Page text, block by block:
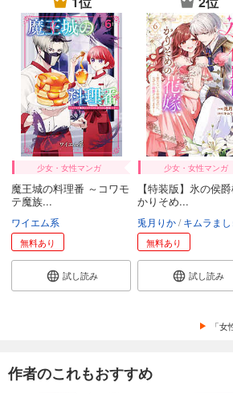
少女・女性マンガ
魔王城の料理番 ～コワモ
テ魔族...
ワイエム系
無料あり
試し読み
少女・女性マンガ
【特装版】氷の侯
かりそめ...
兎月りか キムラましゅ
無料あり
試し読み
「
作者のこれもおすすめ